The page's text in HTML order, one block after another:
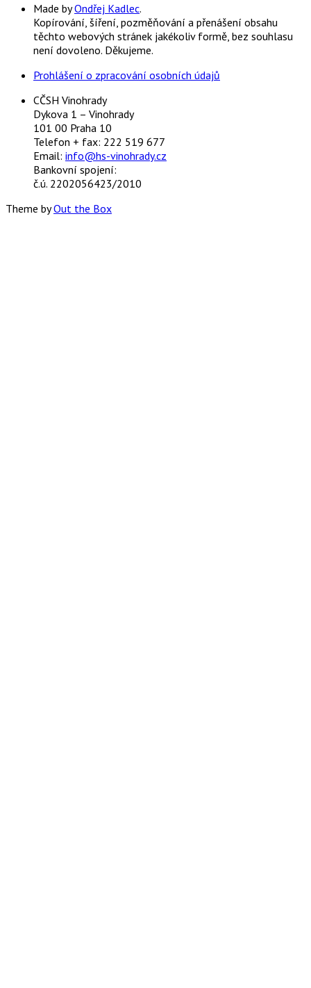
Made byOndřej Kadlec.
Kopírování, šíření, pozměňování a přenášení obsahu
těchto webových stránek jakékoliv formě, bez souhlasu
není dovoleno. Děkujeme.
Prohlášení o zpracování osobních údajů
CČSH Vinohrady
Dykova 1 – Vinohrady
101 00 Praha 10
Telefon + fax: 222 519 677
Email: info@hs-vinohrady.cz
Bankovní spojení:
č.ú. 2202056423/2010
Theme byOut the Box